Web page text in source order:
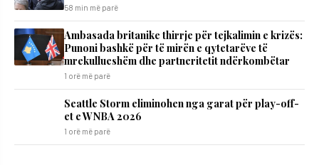
58 min më parë
Ambasada britanike thirrje për tejkalimin e krizës:
Punoni bashkë për të mirën e qytetarëve të
mrekullueshëm dhe partneritetit ndërkombëtar
1 orë më parë
Seattle Storm eliminohen nga garat për play-off-
et e WNBA 2026
1 orë më parë